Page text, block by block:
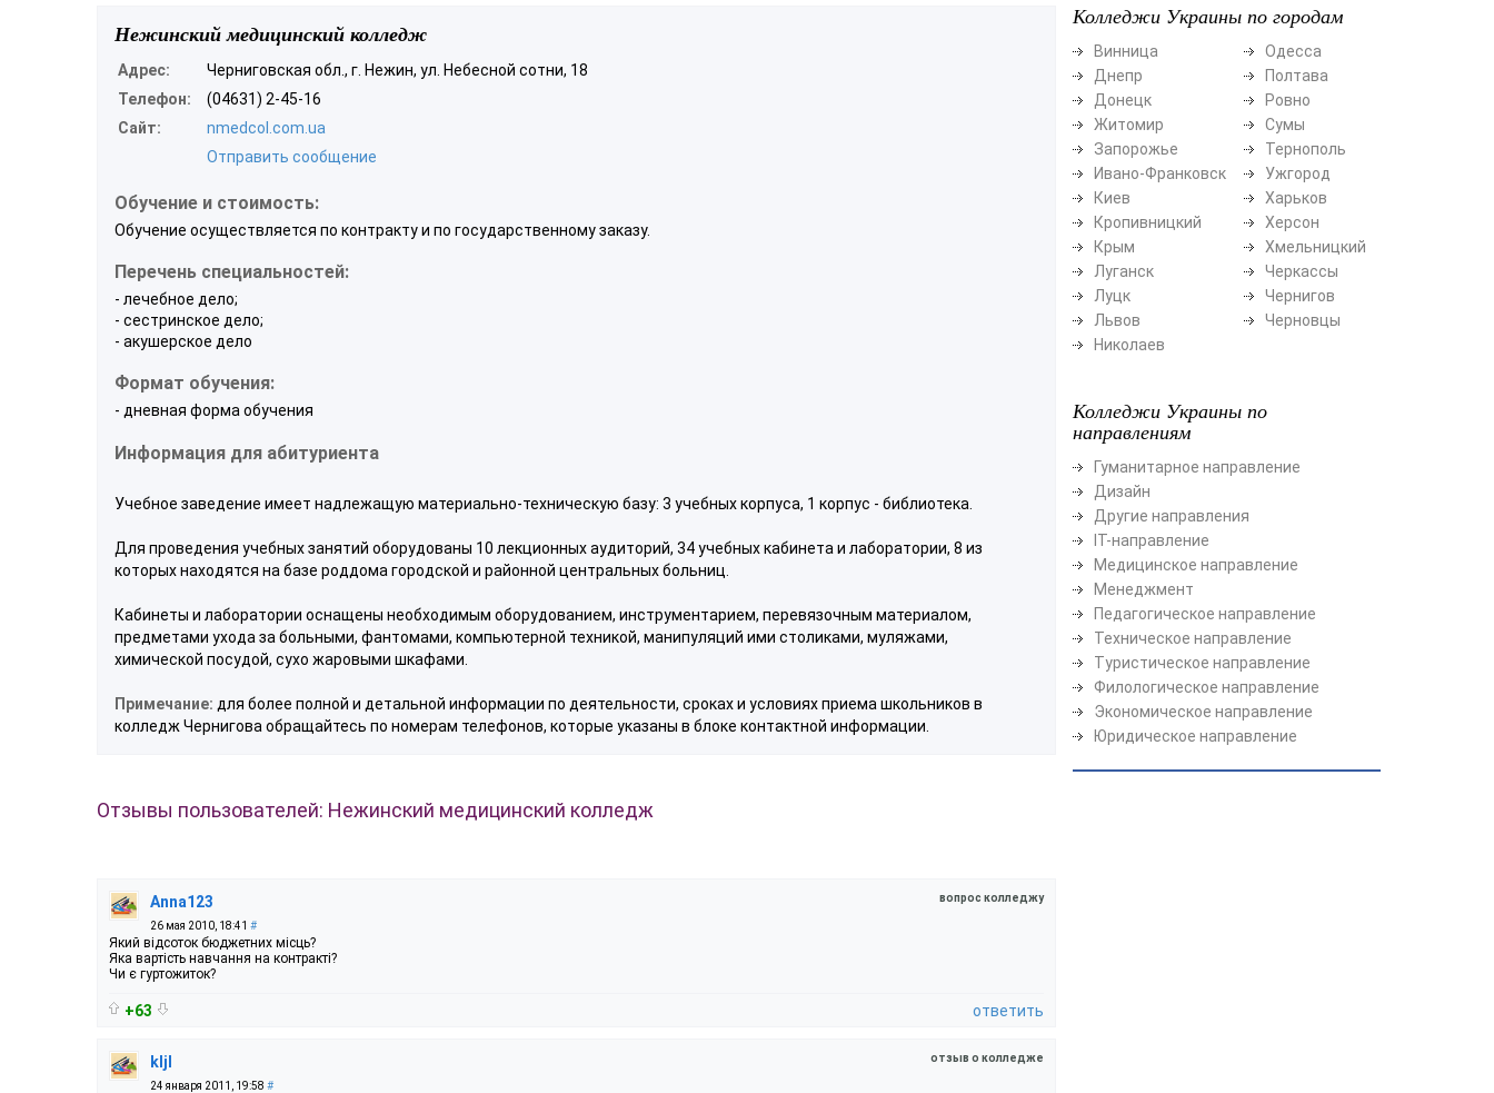
Нежинский медицинский колледж
Адрес:
Черниговская обл., г. Нежин, ул. Небесной сотни, 18
Телефон:
(04631) 2-45-16
Сайт:
nmedcol.com.ua
Отправить сообщение
Обучение и стоимость:
Обучение осуществляется по контракту и по государственному заказу.
Перечень специальностей:
- лечебное дело;
- сестринское дело;
- акушерское дело
Формат обучения:
- дневная форма обучения
Информация для абитуриента
Учебное заведение имеет надлежащую материально-техническую базу: 3 учебных корпуса, 1 корпус - библиотека.
Для проведения учебных занятий оборудованы 10 лекционных аудиторий, 34 учебных кабинета и лаборатории, 8 из
которых находятся на базе роддома городской и районной центральных больниц.
Кабинеты и лаборатории оснащены необходимым оборудованием, инструментарием, перевязочным материалом,
предметами ухода за больными, фантомами, компьютерной техникой, манипуляций ими столиками, муляжами,
химической посудой, сухо жаровыми шкафами.
Примечание: для более полной и детальной информации по деятельности, сроках и условиях приема школьников в
колледж Чернигова обращайтесь по номерам телефонов, которые указаны в блоке контактной информации.
Отзывы пользователей: Нежинский медицинский колледж
вопрос колледжу
Anna123
26 мая 2010, 18:41 #
Який відсоток бюджетних місць?
Яка вартість навчання на контракті?
Чи є гуртожиток?
+63 ответить
отзыв о колледже
kljl
24 января 2011, 19:58 #
Колледжи Украины по городам
Винница
Днепр
Донецк
Житомир
Запорожье
Ивано-Франковск
Киев
Кропивницкий
Крым
Луганск
Луцк
Львов
Николаев
Одесса
Полтава
Ровно
Сумы
Тернополь
Ужгород
Харьков
Херсон
Хмельницкий
Черкассы
Чернигов
Черновцы
Колледжи Украины по
направлениям
Гуманитарное направление
Дизайн
Другие направления
ІТ-направление
Медицинское направление
Менеджмент
Педагогическое направление
Техническое направление
Туристическое направление
Филологическое направление
Экономическое направление
Юридическое направление